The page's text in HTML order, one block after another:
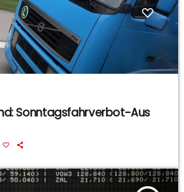
Sonntagsfahrverbot-Aus